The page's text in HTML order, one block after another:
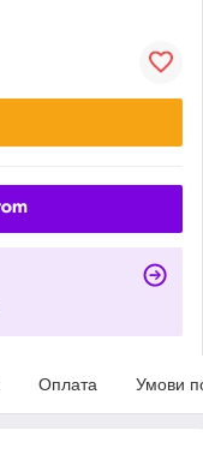
Оплата Умови